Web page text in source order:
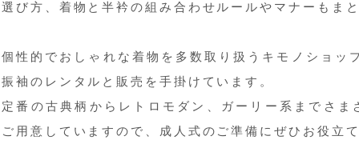
選び方、着物と半衿の組み合わせルールやマナーもま
個性的でおしゃれな着物を多数取り扱うキモノショッ
振袖のレンタルと販売を手掛けています。
定番の古典柄からレトロモダン、ガーリー系までさま
ご用意していますので、成人式のご準備にぜひお役立